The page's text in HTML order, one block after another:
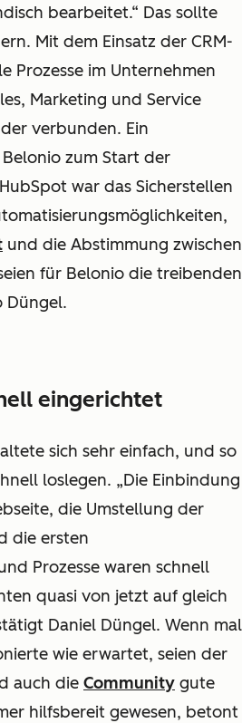
bearbeitet.“ Das sollte
Mit dem Einsatz der CRM-
Prozesse im Unternehmen
Marketing und Service
verbunden. Ein
zum Start der
war das Sicherstellen
und die Abstimmung zwischen
für Belonio die treibenden
Düngel.
eingerichtet
sich sehr einfach, und so
loslegen. „Die Einbindung
die Umstellung der
die ersten
Prozesse waren schnell
quasi von jetzt auf gleich
Daniel Düngel. Wenn mal
wie erwartet, seien der
auch die Community gute
hilfsbereit gewesen, betont